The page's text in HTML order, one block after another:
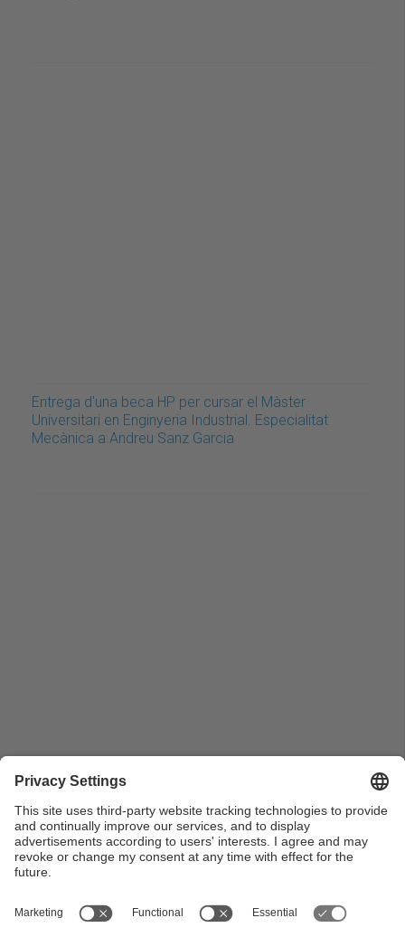
Entrega d'una beca HP per cursar el Màster
Universitari en Enginyeria Industrial. Especialitat
Mecànica a Andreu Sanz Garcia
Intervenció de Pau Guarro a l'acte d'inauguració del
curs acadèmic 21-22